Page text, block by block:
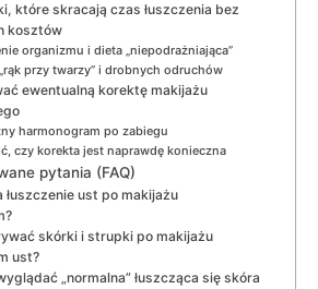
które skracają czas łuszczenia bez
kosztów
organizmu i dieta „niepodrażniająca”
przy twarzy” i drobnych odruchów
ewentualną korektę makijażu
harmonogram po zabiegu
czy korekta jest naprawdę konieczna
pytania (FAQ)
łuszczenie ust po makijażu
skórki i strupki po makijażu
ust?
„normalna” łuszcząca się skóra